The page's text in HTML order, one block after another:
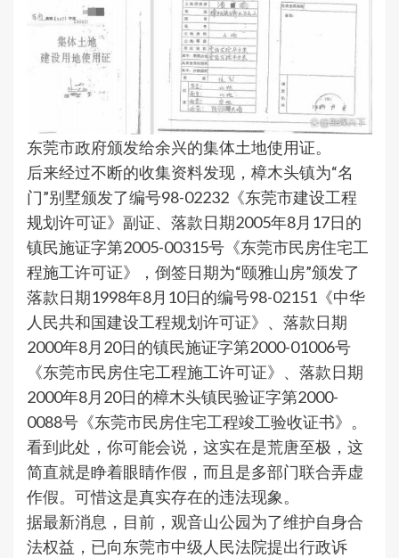
东莞市政府颁发给余兴的集体土地使用证。
后来经过不断的收集资料发现，樟木头镇为“名
门”别墅颁发了编号98-02232《东莞市建设工程
规划许可证》副证、落款日期2005年8月17日的
镇民施证字第2005-00315号《东莞市民房住宅工
程施工许可证》，倒签日期为“颐雅山房”颁发了
落款日期1998年8月10日的编号98-02151《中华
人民共和国建设工程规划许可证》、落款日期
2000年8月20日的镇民施证字第2000-01006号
《东莞市民房住宅工程施工许可证》、落款日期
2000年8月20日的樟木头镇民验证字第2000-
0088号《东莞市民房住宅工程竣工验收证书》。
看到此处，你可能会说，这实在是荒唐至极，这
简直就是睁着眼睛作假，而且是多部门联合弄虚
作假。可惜这是真实存在的违法现象。
据最新消息，目前，观音山公园为了维护自身合
法权益，已向东莞市中级人民法院提出行政诉